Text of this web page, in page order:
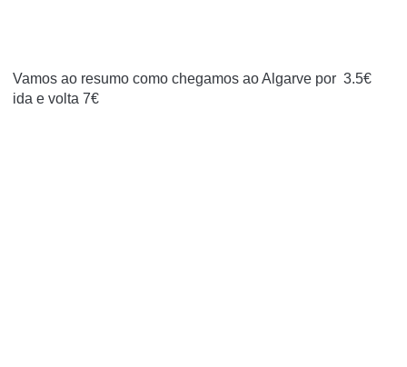
Vamos ao resumo como chegamos ao Algarve por 3.5€
ida e volta 7€